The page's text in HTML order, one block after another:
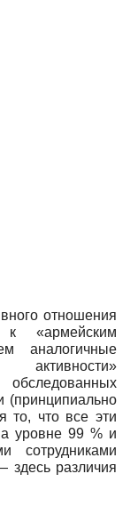
отношения
к «армейским
аналогичные
активности»
обследованных
(принципиально
то, что все эти
уровне 99 % и
сотрудниками
здесь различия